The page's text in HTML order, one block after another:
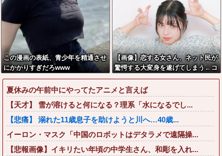
この漫画の表紙、青少年を精通させ
にかかりすぎだろwww
【画像】恋する女さん、ネット民が
驚愕する大変身を遂げてしまう←コ
レは凄過ぎるw w w w w w w w
夏休みの午前中にやってたアニメと言えば
【天才】 雪が溶けると何になる？理系「水になるでし...
【悲痛】 溺れた11歳息子を助けようと川へ…40歳...
イーロン・マスク「中国のロボットはデタラメで遠隔操...
【悲報画像】イキリたい年頃の中学生さん、和彫を入れ...